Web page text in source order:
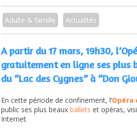
Adulte & famille Actualités
A partir du 17 mars, 19h30,
gratuitement en ligne ses plus
du “Lac des Cygnes” à “Don
En cette période de confinement, l’Opéra
public ses plus beauxballets et opéras,
Internet.